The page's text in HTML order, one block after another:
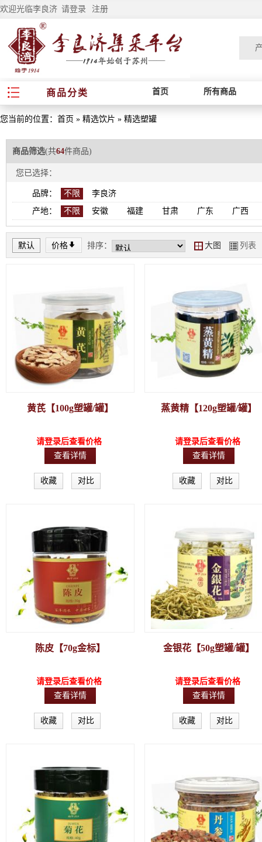
欢迎光临李良济 请登录 注册
商品分类 首页 所有商品
您当前的位置： 首页 » 精选饮片 » 精选塑罐
商品筛选(共64件商品)
您已选择：
品牌： 不限
李良济
产地：
不限 安徽 福建 甘肃 广东 广西
默认 价格* 排序： Y 大图 Z 列表
黄芪【100g塑罐/罐】
请登录后查看价格
查看详情
收藏 对比
蒸黄精【120g塑罐/罐】
请登录后查看价格
查看详情
收藏 对比
陈皮【70g金标】
请登录后查看价格
查看详情
收藏 对比
金银花【50g塑罐/罐】
请登录后查看价格
查看详情
收藏 对比